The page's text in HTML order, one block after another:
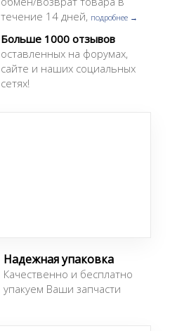
течение 14 дней, подробнее →
Больше 1000 отзывов
оставленных на форумах,
сайте и наших социальных
сетях!
Надежная упаковка
Качественно и бесплатно
упакуем Ваши запчасти